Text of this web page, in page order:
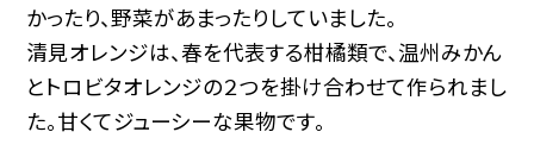
かったり、野菜があまったりしていました。
清見オレンジは、春を代表する柑橘類で、温州みかん
とトロビタオレンジの２つを掛け合わせて作られまし
た。甘くてジューシーな果物です。